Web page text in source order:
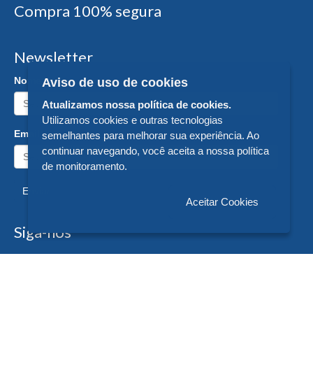
Compra 100% segura
Newsletter
Nome:
Email:
Enviar
Siga-nos
Aviso de uso de cookies
Atualizamos nossa política de cookies.
Utilizamos cookies e outras tecnologias
semelhantes para melhorar sua experiência. Ao
continuar navegando, você aceita a nossa política
de monitoramento.
Aceitar Cookies